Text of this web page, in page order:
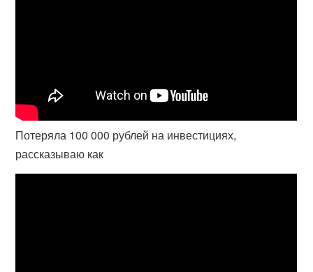
Потеряла 100 000 рублей на инвестициях,
рассказываю как